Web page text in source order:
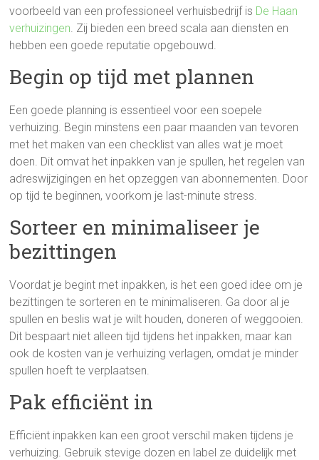
voorbeeld van een professioneel verhuisbedrijf is De Haan
verhuizingen. Zij bieden een breed scala aan diensten en
hebben een goede reputatie opgebouwd.
Begin op tijd met plannen
Een goede planning is essentieel voor een soepele
verhuizing. Begin minstens een paar maanden van tevoren
met het maken van een checklist van alles wat je moet
doen. Dit omvat het inpakken van je spullen, het regelen van
adreswijzigingen en het opzeggen van abonnementen. Door
op tijd te beginnen, voorkom je last-minute stress.
Sorteer en minimaliseer je
bezittingen
Voordat je begint met inpakken, is het een goed idee om je
bezittingen te sorteren en te minimaliseren. Ga door al je
spullen en beslis wat je wilt houden, doneren of weggooien.
Dit bespaart niet alleen tijd tijdens het inpakken, maar kan
ook de kosten van je verhuizing verlagen, omdat je minder
spullen hoeft te verplaatsen.
Pak efficiënt in
Efficiënt inpakken kan een groot verschil maken tijdens je
verhuizing. Gebruik stevige dozen en label ze duidelijk met